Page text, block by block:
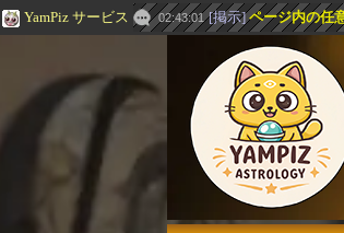
YamPiz サービス 02:43:01 [掲示]ページ内の任